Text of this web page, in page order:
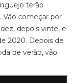
terão
Vão começar por
depois vinte, e
2020. Depois de
de verão, vão